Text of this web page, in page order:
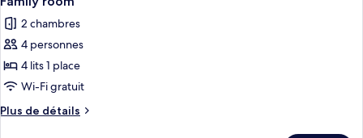
grand
lit
chambre
Chambre
Double
grand
toutes
les
photos
pour
ce
type
de
2 chambres
4 personnes
4 lits 1 place
Wi-Fi gratuit
Plus de détails
Plus